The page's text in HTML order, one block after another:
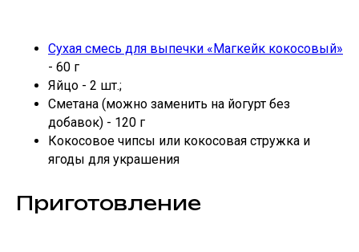
Сухая смесь для выпечки «Магкейк кокосовый»
- 60 г
Яйцо - 2 шт.;
Сметана (можно заменить на йогурт без
добавок) - 120 г
Кокосовое чипсы или кокосовая стружка и
ягоды для украшения
Приготовление